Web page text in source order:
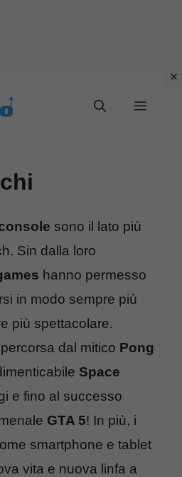
Menu
sono il lato più
Sin dalla loro
hanno permesso
in modo sempre più
più spettacolare.
dal mitico Pong
Space
e fino al successo
GTA 5! In più, i
smartphone e tablet
vita e nuova linfa a